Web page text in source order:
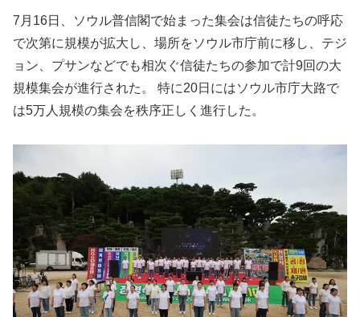
7月16日、ソウル普信閣で始まった集会は信徒たちの呼応
で次第に規模が拡大し、場所をソウル市庁前に移し、テジ
ョン、プサンなどでも相次ぐ信徒たちの参加で計9回の大
規模集会が進行された。 特に20日にはソウル市庁大路で
は5万人規模の集会を秩序正しく進行した。